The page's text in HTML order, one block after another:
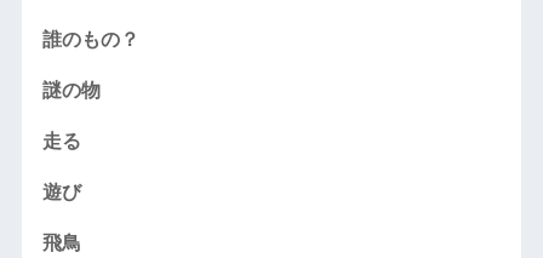
誰のもの？
謎の物
走る
遊び
飛鳥